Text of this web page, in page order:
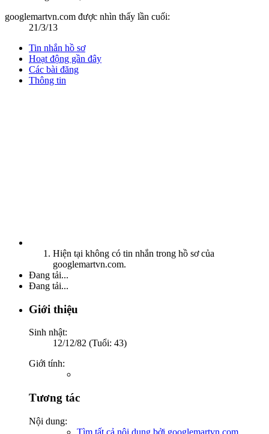
googlemartvn.com được nhìn thấy lần cuối:
21/3/13
Tin nhắn hồ sơ
Hoạt động gần đây
Các bài đăng
Thông tin
Hiện tại không có tin nhắn trong hồ sơ của
googlemartvn.com.
Đang tải...
Đang tải...
Giới thiệu
Sinh nhật:
12/12/82 (Tuổi: 43)
Giới tính:
Tương tác
Nội dung:
Tìm tất cả nội dung bởi googlemartvn.com